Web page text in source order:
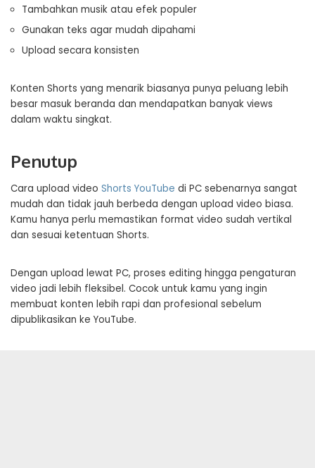
Tambahkan musik atau efek populer
Gunakan teks agar mudah dipahami
Upload secara konsisten
Konten Shorts yang menarik biasanya punya peluang lebih
besar masuk beranda dan mendapatkan banyak views
dalam waktu singkat.
Penutup
Cara upload video Shorts YouTube di PC sebenarnya sangat
mudah dan tidak jauh berbeda dengan upload video biasa.
Kamu hanya perlu memastikan format video sudah vertikal
dan sesuai ketentuan Shorts.
Dengan upload lewat PC, proses editing hingga pengaturan
video jadi lebih fleksibel. Cocok untuk kamu yang ingin
membuat konten lebih rapi dan profesional sebelum
dipublikasikan ke YouTube.